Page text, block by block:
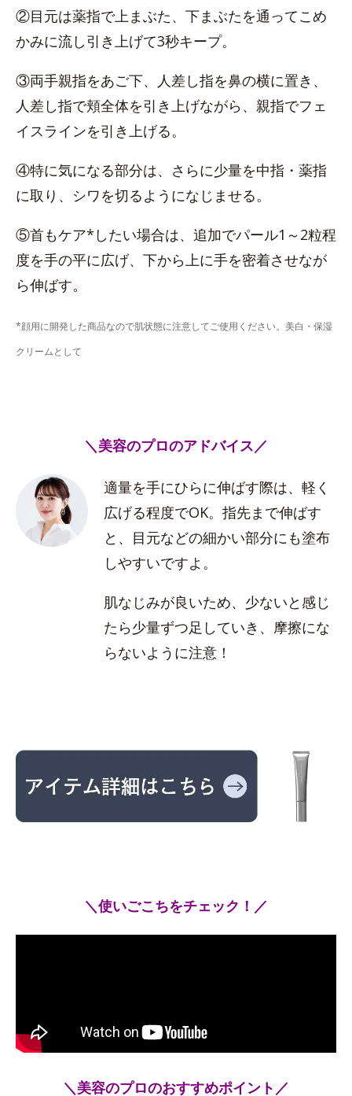
②目元は薬指で上まぶた、下まぶたを通ってこめ
かみに流し引き上げて3秒キープ。
③両手親指をあご下、人差し指を鼻の横に置き、
人差し指で頬全体を引き上げながら、親指でフェ
イスラインを引き上げる。
④特に気になる部分は、さらに少量を中指・薬指
に取り、シワを切るようになじませる。
⑤首もケア*したい場合は、追加でパール1～2粒程
度を手の平に広げ、下から上に手を密着させなが
ら伸ばす。
*顔用に開発した商品なので肌状態に注意してご使用ください。美白・保湿
クリームとして
＼美容のプロのアドバイス／
適量を手にひらに伸ばす際は、軽く
広げる程度でOK。指先まで伸ばす
と、目元などの細かい部分にも塗布
しやすいですよ。
肌なじみが良いため、少ないと感じ
たら少量ずつ足していき、摩擦にな
らないように注意！
＼使いごこちをチェック！／
＼美容のプロのおすすめポイント／